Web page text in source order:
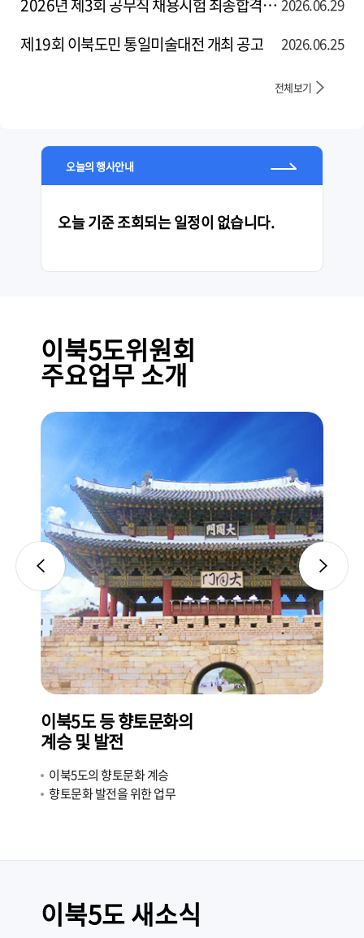
2026년 제3회 공무직 채용시험 최종합격자 공고 2026.06.29
제19회 이북도민 통일미술대전 개최 공고 2026.06.25
전체보기
오늘의 행사안내
오늘 기준 조회되는 일정이 없습니다.
이북5도위원회
주요업무 소개
이북5도 등 향토문화의
계승 및 발전
이북5도의 향토문화 계승
향토문화 발전을 위한 업무
이북5도 새소식